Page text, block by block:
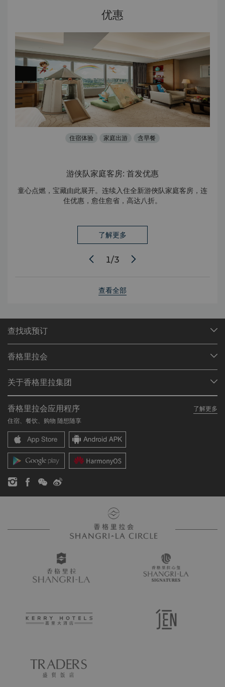
优惠
住宿体验 家庭出游 含早餐
游侠队家庭客房: 首发优惠
童心点燃，宝藏由此展开。连续入住全新游俠队家庭客房，连
住优惠，愈住愈省，高达八折。
了解更多
1/3
查看全部
查找或预订
查找预订
餐厅与酒吧
香格里拉会
加入香格里拉会
常见问题
联络我们
关于香格里拉集团
我们的酒店品牌
香格里拉中心
香格里拉公寓
联系方式
职业发展
企业社会责任
新闻稿
香格里拉会应用程序
了解更多
住宿、餐饮、购物 随想随享